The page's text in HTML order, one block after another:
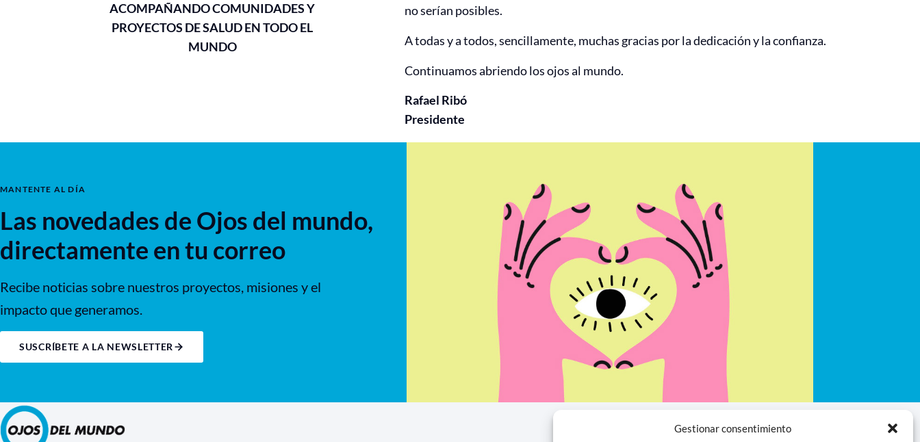
Gestionar consentimiento
ACOMPAÑANDO COMUNIDADES Y
PROYECTOS DE SALUD EN TODO EL
MUNDO
no serían posibles.
A todas y a todos, sencillamente, muchas gracias por la dedicación y la confianza.
Continuamos abriendo los ojos al mundo.
Rafael Ribó
Presidente
MANTENTE AL DÍA
Las novedades de Ojos del mundo,
directamente en tu correo
Recibe noticias sobre nuestros proyectos, misiones y el
impacto que generamos.
SUSCRÍBETE A LA NEWSLETTER